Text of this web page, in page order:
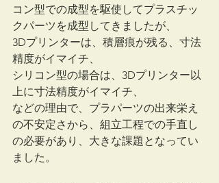
コン型での成型を駆使してプラスチッ
クパーツを成型してきましたが、
3Dプリンターは、積層痕が残る、寸法
精度がイマイチ、
シリコン型の場合は、3Dプリンター以
上に寸法精度がイマイチ、
などの理由で、プラパーツの出来栄え
の不安定さから、組立工程での手直し
の必要があり、大きな課題となってい
ました。